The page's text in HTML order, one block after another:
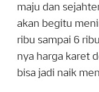
maju dan
akan begitu
ribu sampai 6
nya harga karet
bisa jadi naik